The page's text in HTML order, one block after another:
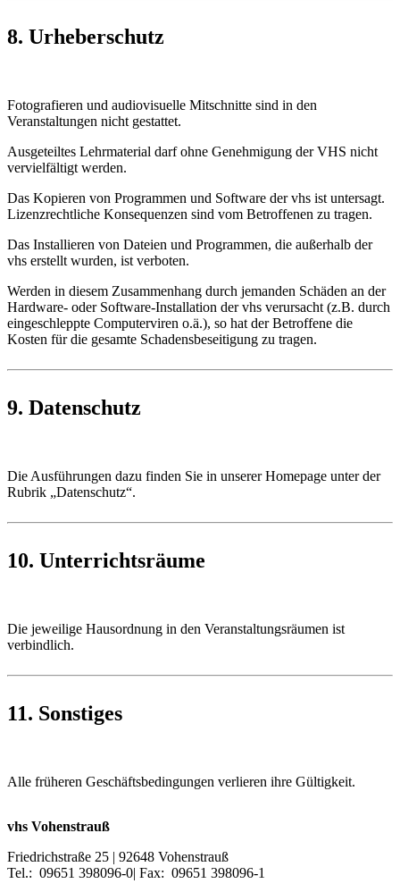
8. Urheberschutz
Fotografieren und audiovisuelle Mitschnitte sind in den
Veranstaltungen nicht gestattet.
Ausgeteiltes Lehrmaterial darf ohne Genehmigung der VHS nicht
vervielfältigt werden.
Das Kopieren von Programmen und Software der vhs ist untersagt.
Lizenzrechtliche Konsequenzen sind vom Betroffenen zu tragen.
Das Installieren von Dateien und Programmen, die außerhalb der
vhs erstellt wurden, ist verboten.
Werden in diesem Zusammenhang durch jemanden Schäden an der
Hardware- oder Software-Installation der vhs verursacht (z.B. durch
eingeschleppte Computerviren o.ä.), so hat der Betroffene die
Kosten für die gesamte Schadensbeseitigung zu tragen.
9. Datenschutz
Die Ausführungen dazu finden Sie in unserer Homepage unter der
Rubrik „Datenschutz“.
10. Unterrichtsräume
Die jeweilige Hausordnung in den Veranstaltungsräumen ist
verbindlich.
11. Sonstiges
Alle früheren Geschäftsbedingungen verlieren ihre Gültigkeit.
vhs Vohenstrauß
Friedrichstraße 25 | 92648 Vohenstrauß
Tel.: 09651 398096-0| Fax: 09651 398096-1